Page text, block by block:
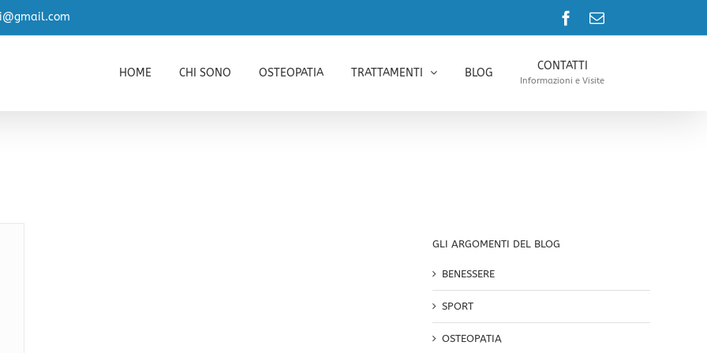
Facebook
Email
HOME CHI SONO OSTEOPATIA TRATTAMENTI BLOG
CONTATTI
Informazioni e Visite
GLI ARGOMENTI DEL BLOG
BENESSERE
SPORT
OSTEOPATIA